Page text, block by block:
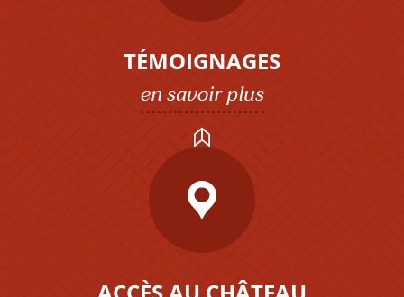
TÉMOIGNAGES
en savoir plus